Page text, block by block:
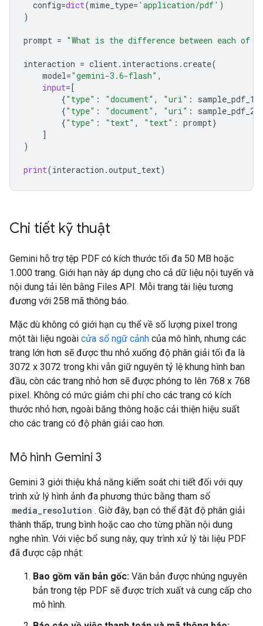
config=dict(mime_type= 'application/pdf' )
)
prompt = "What is the difference between each of
interaction = client. interactions .create(
model="gemini-3.6-flash" ,
input=[
{"type" : "document" , "uri" : sample_pdf_1
{"type" : "document" , "uri" : sample_pdf_2
{"type" : "text" , "text" : prompt}
]
)
print(interaction .output_text)
Chi tiết kỹ thuật
Gemini hỗ trợ tệp PDF có kích thước tối đa 50 MB hoặc
1.000 trang. Giới hạn này áp dụng cho cả dữ liệu nội tuyến và
nội dung tải lên bằng Files API. Mỗi trang tài liệu tương
đương với 258 mã thông báo.
Mặc dù không có giới hạn cụ thể về số lượng pixel trong
một tài liệu ngoài cửa sổ ngữ cảnh của mô hình, nhưng các
trang lớn hơn sẽ được thu nhỏ xuống độ phân giải tối đa là
3072 x 3072 trong khi vẫn giữ nguyên tỷ lệ khung hình ban
đầu, còn các trang nhỏ hơn sẽ được phóng to lên 768 x 768
pixel. Không có mức giảm chi phí cho các trang có kích
thước nhỏ hơn, ngoài băng thông hoặc cải thiện hiệu suất
cho các trang có độ phân giải cao hơn.
Mô hình Gemini 3
Gemini 3 giới thiệu khả năng kiểm soát chi tiết đối với quy
trình xử lý hình ảnh đa phương thức bằng tham số
media_resolution . Giờ đây, bạn có thể đặt độ phân giải
thành thấp, trung bình hoặc cao cho từng phần nội dung
nghe nhìn. Với việc bổ sung này, quy trình xử lý tài liệu PDF
đã được cập nhật:
Bao gồm văn bản gốc: Văn bản được nhúng nguyên
bản trong tệp PDF sẽ được trích xuất và cung cấp cho
mô hình.